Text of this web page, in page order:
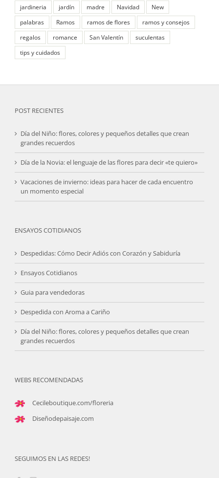
jardineria
jardín madre Navidad
New
palabras
Ramos ramos de flores
ramos y consejos
regalos
romance San Valentín
suculentas
tips y cuidados
POST RECIENTES
Día del Niño: flores, colores y pequeños detalles que crean
grandes recuerdos
Día de la Novia: el lenguaje de las flores para decir «te quiero»
Vacaciones de invierno: ideas para hacer de cada encuentro
un momento especial
ENSAYOS COTIDIANOS
Despedidas: Cómo Decir Adiós con Corazón y Sabiduría
Ensayos Cotidianos
Guia para vendedoras
Despedida con Aroma a Cariño
Día del Niño: flores, colores y pequeños detalles que crean
grandes recuerdos
WEBS RECOMENDADAS
Cecileboutique.com/floreria
Diseñodepaisaje.com
SEGUIMOS EN LAS REDES!